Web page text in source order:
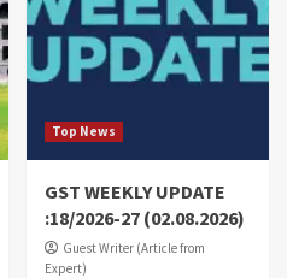
Top News
GST WEEKLY UPDATE
:18/2026-27 (02.08.2026)
Guest Writer (Article from
Expert)